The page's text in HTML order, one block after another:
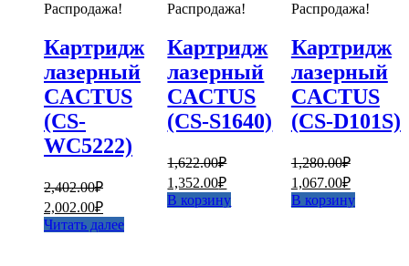
Распродажа!
Картридж
лазерный
CACTUS
(CS-
WC5222)
2,402.00₽
Первоначальная
цена
составляла
2,002.00₽Текущая
цена:
Читать далее
Распродажа!
Картридж
лазерный
CACTUS
(CS-S1640)
1,622.00₽
Первоначальная
цена
составляла
1,352.00₽Текущая
цена:
В корзину
Распродажа!
Картридж
лазерный
CACTUS
(CS-D101S)
1,280.00₽
Первоначальная
цена
составляла
1,067.00₽Текущая
цена:
В корзину